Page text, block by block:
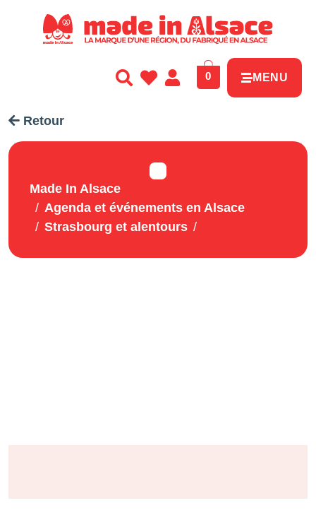
0 MENU
Retour
Made In Alsace
Agenda et événements en Alsace
Strasbourg et alentours